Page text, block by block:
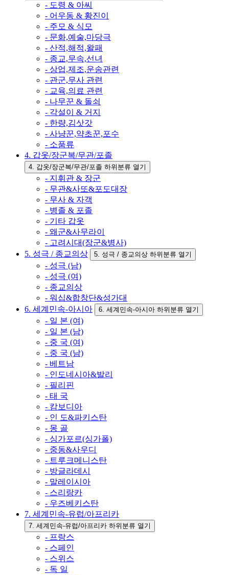
- 도령 & 아씨
- 어우동 & 황진이
- 주모 & 식모
- 문화,예술,마당극
- 산적,해적,왈패
- 종교,무속,선녀
- 상업,제조,운송관련
- 관군,무사 관련
- 교육,의료 관련
- 나무꾼 & 돌쇠
- 각설이 & 거지
- 한량,김삿갓
- 사냥꾼,약초꾼,포수
- 소품류
4. 갑옷/장군복/무관/포졸
4. 갑옷/장군복/무관/포졸 하위분류 열기
- 지휘관 & 장군
- 무관&사또&포도대장
- 무사 & 자객
- 병졸 & 포졸
- 기타 갑옷
- 왜군&사무라이
- 고려시대(장군&병사)
5. 성극 / 종교의상
5. 성극 / 종교의상 하위분류 열기
- 성극 (남)
- 성극 (여)
- 종교의상
- 워십&합창단&성가대
6. 세계민속-아시아
6. 세계민속-아시아 하위분류 열기
- 일 본 (여)
- 일 본 (남)
- 중 국 (여)
- 중 국 (남)
- 베트남
- 인도네시아&발리
- 필리핀
- 태 국
- 캄보디아
- 인 도&파키스탄
- 몽 골
- 싱가포르(싱가폴)
- 중동&사우디
- 트루크메니스탄
- 방글라데시
- 말레이시아
- 스리랑카
- 우즈베키스탄
7. 세계민속-유럽/아프리카
7. 세계민속-유럽/아프리카 하위분류 열기
- 프랑스
- 스페인
- 스위스
- 독 일